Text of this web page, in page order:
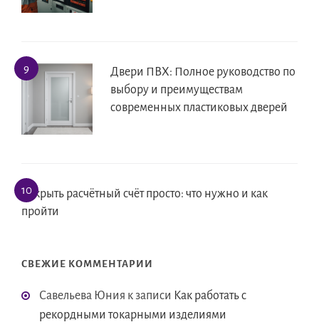
Двери ПВХ: Полное руководство по
выбору и преимуществам
современных пластиковых дверей
Открыть расчётный счёт просто: что нужно и как
пройти
СВЕЖИЕ КОММЕНТАРИИ
Савельева Юния к записи Как работать с
рекордными токарными изделиями